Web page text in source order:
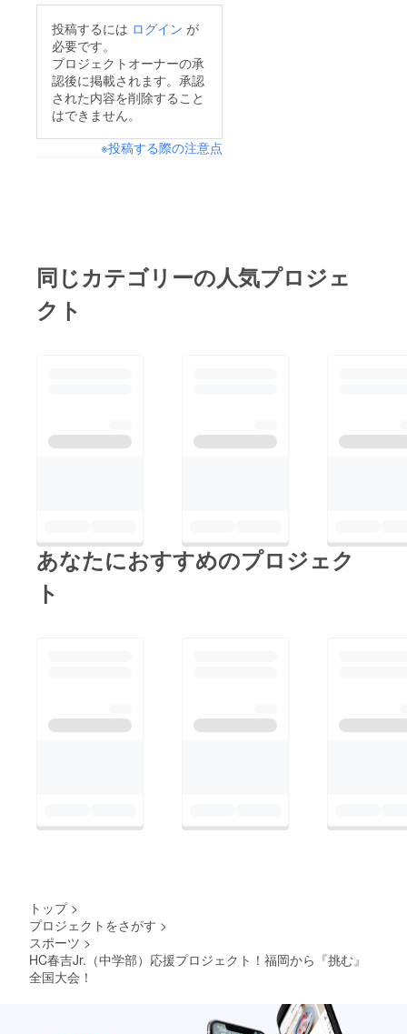
投稿するには ログイン が
必要です。
プロジェクトオーナーの承
認後に掲載されます。承認
された内容を削除すること
はできません。
※投稿する際の注意点
同じカテゴリーの人気プロジェ
クト
あなたにおすすめのプロジェク
ト
トップ >
プロジェクトをさがす >
スポーツ >
HC春吉Jr.（中学部）応援プロジェクト！福岡から『挑む』
全国大会！